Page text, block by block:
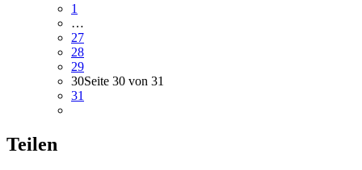
1
…
27
28
29
30Seite 30 von 31
31
Teilen